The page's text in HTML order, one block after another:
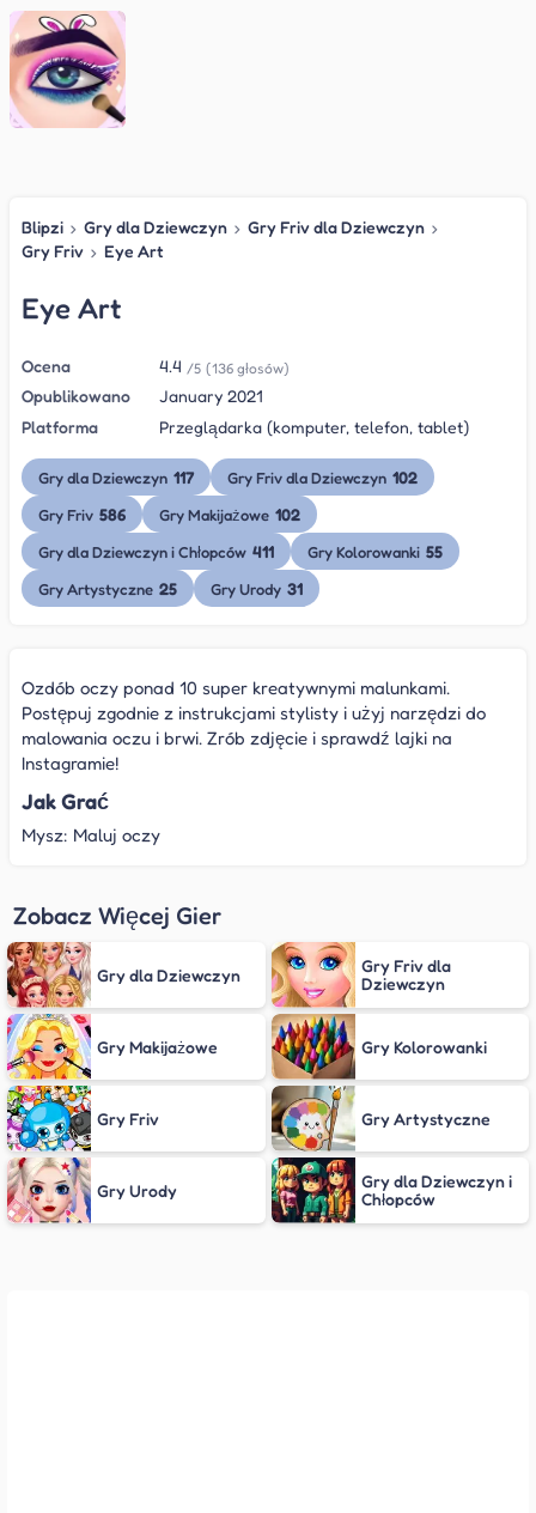
Blipzi › Gry dla Dziewczyn › Gry Friv dla Dziewczyn ›
Gry Friv › Eye Art
Eye Art
Ocena 4.4 /5 (136 głosów)
Opublikowano
January 2021
Platforma
Przeglądarka (komputer, telefon, tablet)
Gry dla Dziewczyn 117 Gry Friv dla Dziewczyn 102
Gry Friv 586 Gry Makijażowe 102
Gry dla Dziewczyn i Chłopców 411 Gry Kolorowanki 55
Gry Artystyczne 25 Gry Urody 31
Ozdób oczy ponad 10 super kreatywnymi malunkami.
Postępuj zgodnie z instrukcjami stylisty i użyj narzędzi do
malowania oczu i brwi. Zrób zdjęcie i sprawdź lajki na
Instagramie!
Jak Grać
Mysz: Maluj oczy
Zobacz Więcej Gier
Gry dla Dziewczyn
Gry Friv dla
Dziewczyn
Gry Makijażowe Gry Kolorowanki
Gry Friv Gry Artystyczne
Gry Urody
Gry dla Dziewczyn i
Chłopców